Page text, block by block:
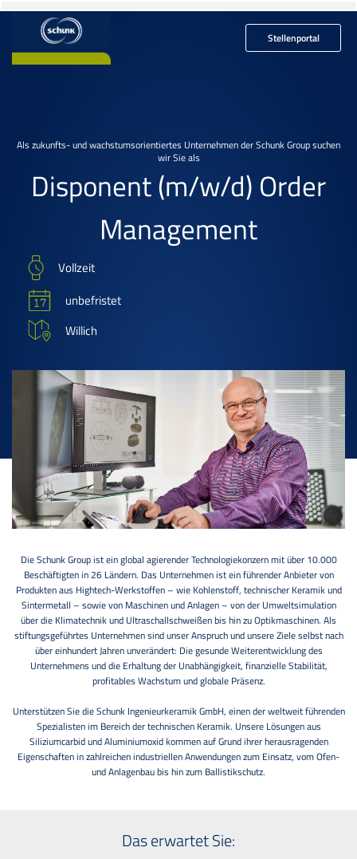
Stellenportal
Als zukunfts- und wachstumsorientiertes Unternehmen der Schunk Group suchen
wir Sie als
Disponent(m/w/d) Order
Management
Vollzeit
unbefristet
Willich
Die Schunk Group ist ein global agierender Technologiekonzern mit über 10.000
Beschäftigten in 26 Ländern. Das Unternehmen ist ein führender Anbieter von
Produkten aus Hightech-Werkstoffen – wie Kohlenstoff, technischer Keramik und
Sintermetall – sowie von Maschinen und Anlagen – von der Umweltsimulation
über die Klimatechnik und Ultraschallschweißen bis hin zu Optikmaschinen. Als
stiftungsgeführtes Unternehmen sind unser Anspruch und unsere Ziele selbst nach
über einhundert Jahren unverändert: Die gesunde Weiterentwicklung des
Unternehmens und die Erhaltung der Unabhängigkeit, finanzielle Stabilität,
profitables Wachstum und globale Präsenz.
Unterstützen Sie die Schunk Ingenieurkeramik GmbH, einen der weltweit führenden
Spezialisten im Bereich der technischen Keramik. Unsere Lösungen aus
Siliziumcarbid und Aluminiumoxid kommen auf Grund ihrer herausragenden
Eigenschaften in zahlreichen industriellen Anwendungen zum Einsatz, vom Ofen-
und Anlagenbau bis hin zum Ballistikschutz.
Das erwartet Sie: